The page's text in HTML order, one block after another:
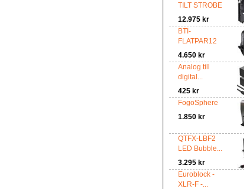
TILT STROBE
12.975 kr
BTI-
FLATPAR12
4.650 kr
Analog till
digital...
425 kr
FogoSphere
1.850 kr
QTFX-LBF2
LED Bubble...
3.295 kr
Euroblock -
XLR-F -...